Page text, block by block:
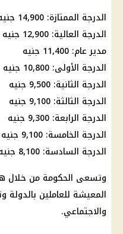
الدرجة الممتازة: 14,900 جنيه
الدرجة العالية: 12,900 جنيه
مدير عام: 11,400 جنيه
الدرجة الأولى: 10,800 جنيه
الدرجة الثانية: 9,500 جنيه
الدرجة الثالثة: 9,100 جنيه
الدرجة الرابعة: 9,300 جنيه
الدرجة الخامسة: 9,100 جنيه
الدرجة السادسة: 8,100 جنيه
وتسعى الحكومة من خلال
المعيشة للعاملين بالدولة
والاجتماعي.